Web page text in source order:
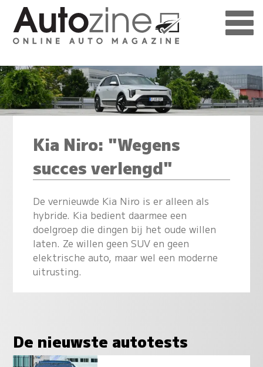
Kia Niro: "Wegens
succes verlengd"
De vernieuwde Kia Niro is er alleen als
hybride. Kia bedient daarmee een
doelgroep die dingen bij het oude willen
laten. Ze willen geen SUV en geen
elektrische auto, maar wel een moderne
uitrusting.
De nieuwste autotests